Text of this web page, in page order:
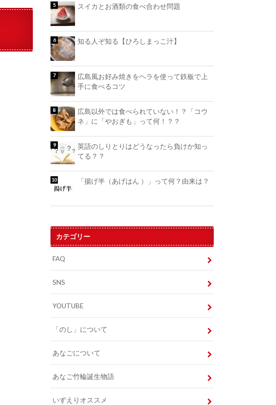
スイカとお酒類の食べ合わせ問題
知る人ぞ知る【ひろしまっこ汁】
広島風お好み焼きをヘラを使って鉄板で上
手に食べるコツ
広島以外では食べられていない！？「コウ
ネ」に「やおぎも」って何！？？
英語のしりとりはどうなったら負けか知っ
てる？？
「揚げ半（あげはん ）」って何？由来は？
カテゴリー
FAQ
SNS
YOUTUBE
「のし」について
あなごについて
あなご竹輪誕生物語
いずえりオススメ